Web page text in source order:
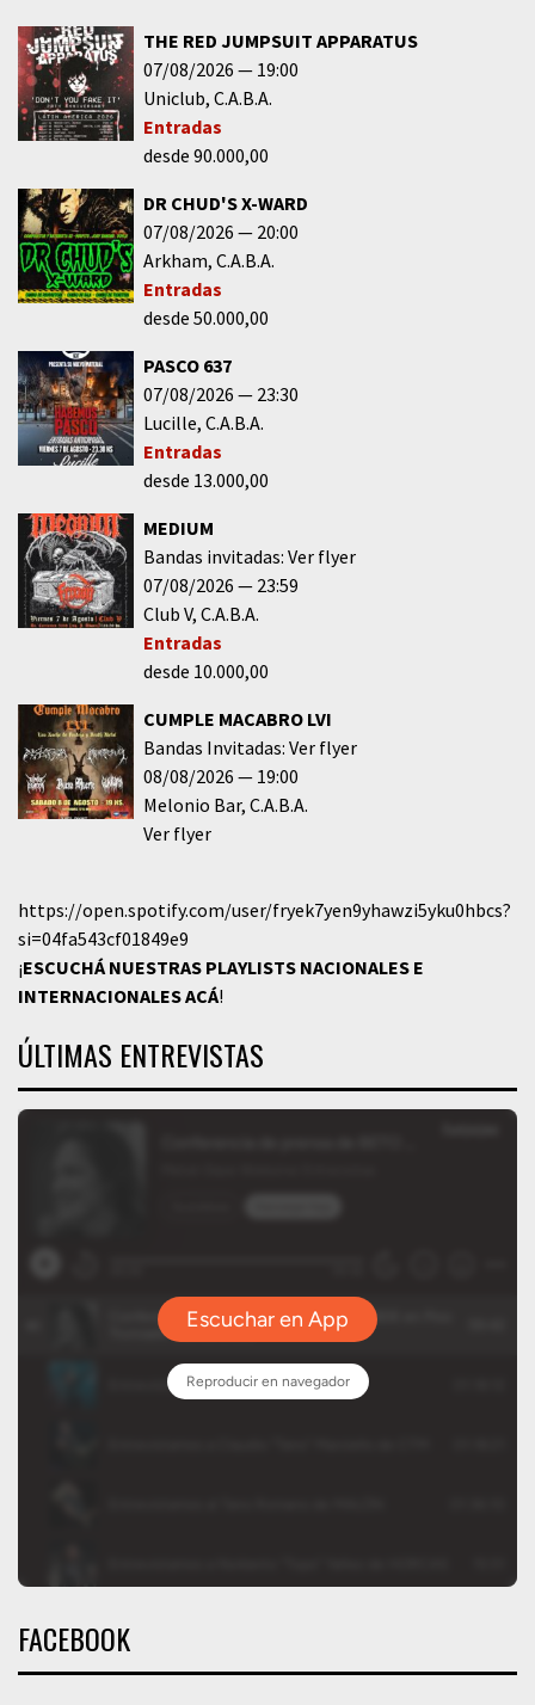
THE RED JUMPSUIT APPARATUS
07/08/2026
19:00
Uniclub C.A.B.A.
Entradas
desde 90.000,00
DR CHUD'S X-WARD
07/08/2026
20:00
Arkham C.A.B.A.
Entradas
desde 50.000,00
PASCO 637
07/08/2026
23:30
Lucille C.A.B.A.
Entradas
desde 13.000,00
MEDIUM
Bandas invitadas: Ver flyer
07/08/2026
23:59
Club V C.A.B.A.
Entradas
desde 10.000,00
CUMPLE MACABRO LVI
Bandas Invitadas: Ver flyer
08/08/2026
19:00
Melonio Bar C.A.B.A.
Ver flyer
https://open.spotify.com/user/fryek7yen9yhawzi5yku0hbcs?
si=04fa543cf01849e9
¡ESCUCHÁ NUESTRAS PLAYLISTS NACIONALES E
INTERNACIONALESACÁ!
ÚLTIMAS ENTREVISTAS
FACEBOOK